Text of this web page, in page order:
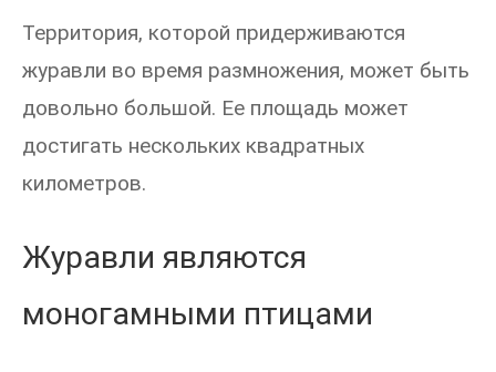
Территория, которой придерживаются
журавли во время размножения, может быть
довольно большой. Ее площадь может
достигать нескольких квадратных
километров.
Журавли являются
моногамными птицами